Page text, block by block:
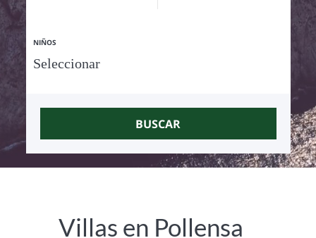
NIÑOS
BUSCAR
Villas en Pollensa